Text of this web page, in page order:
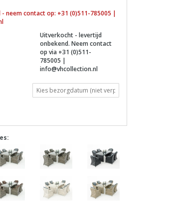
neem contact op: +31 (0)511-785005 |
Uitverkocht - levertijd
onbekend. Neem contact
op via +31 (0)511-
785005 |
info@vhcollection.nl